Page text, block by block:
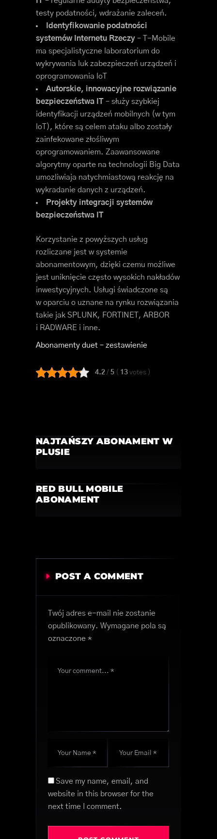
testy podatności, wdrażanie zaleceń.
Identyfikowanie podatności
systemów Internetu Rzeczy – T-Mobile
ma specjalistyczne laboratorium do
wykrywania luk zabezpieczeń urządzeń i
oprogramowania loT
Autorskie, innowacyjne rozwiązanie
bezpieczeństwa IT – służy szybkiej
identyfikacji urządzeń mobilnych (w tym
loT), które są celem ataku albo zostały
zainfekowane złośliwym
oprogramowaniem. Zaawansowane
algorytmy oparte na technologii Big Data
umozliwiaja natychmiastową reakcję na
wykradanie danych z urządzeń.
Projekty integracji systemów
bezpieczeństwa IT
Korzystanie z powyższych usług
rozliczane jest w systemie
abonamentowym, dzięki czemu możliwe
jest uniknięcie często wysokich nakładów
inwestycyjnych. Usługi świadczone są
w oparciu o uznane na rynku rozwiązania
takie jak SPLUNK, FORTINET, ARBOR
i RADWARE i inne.
Abonamenty duet – zestawienie
4.2 / 5 ( 13 votes )
NAJTAŃSZY ABONAMENT W
PLUSIE
RED BULL MOBILE
ABONAMENT
POST A COMMENT
Twój adres e-mail nie zostanie
opublikowany. Wymagane pola są
oznaczone *
Save my name, email, and
website in this browser for the
next time I comment.